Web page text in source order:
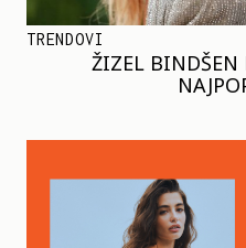
TRENDOVI
ŽIZEL BINDŠEN